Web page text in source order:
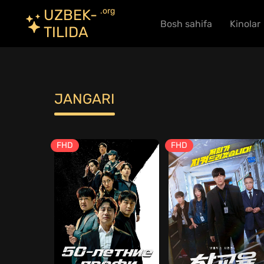
UZBEK-
TILIDA
.org
Bosh sahifa Kinolar
JANGARI
FHD FHD